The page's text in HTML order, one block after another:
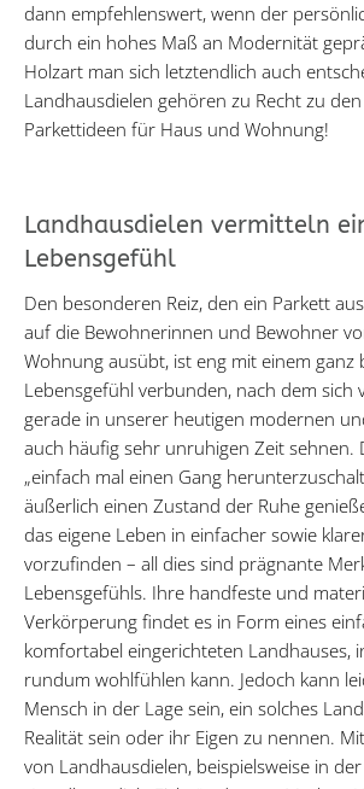
dann empfehlenswert, wenn der
durch ein hohes Maß an Modernität
Holzart man sich letztendlich auch
Landhausdielen gehören zu Recht zu
Parkettideen für Haus und Wohnung!
Landhausdielen vermitteln
Lebensgefühl
Den besonderen Reiz, den ein Parkett
auf die Bewohnerinnen und Bewohner
Wohnung ausübt, ist eng mit einem ganz
Lebensgefühl verbunden, nach dem sich
gerade in unserer heutigen modernen
auch häufig sehr unruhigen Zeit sehnen.
„einfach mal einen Gang
äußerlich einen Zustand der Ruhe
das eigene Leben in einfacher sowie
vorzufinden – all dies sind prägnante
Lebensgefühls. Ihre handfeste und
Verkörperung findet es in Form eines
komfortabel eingerichteten Landhauses,
rundum wohlfühlen kann. Jedoch kann
Mensch in der Lage sein, ein solches
Realität sein oder ihr Eigen zu nennen.
von Landhausdielen, beispielsweise in